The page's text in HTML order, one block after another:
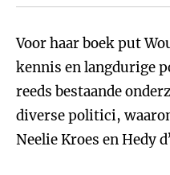
Voor haar boek put
kennis en langdurige
reeds bestaande
diverse politici,
Neelie Kroes en Hedy